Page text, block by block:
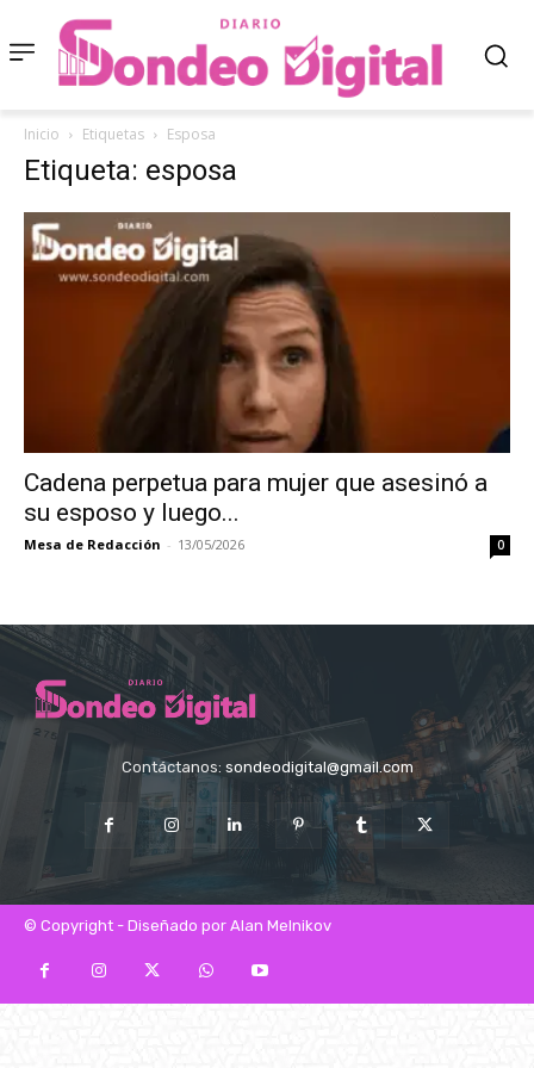
Inicio Etiquetas Esposa
Etiqueta: esposa
Cadena perpetua para mujer que asesinó a
su esposo y luego...
Mesa de Redacción - 13/05/2026 0
Contáctanos: sondeodigital@gmail.com
© Copyright - Diseñado por Alan Melnikov